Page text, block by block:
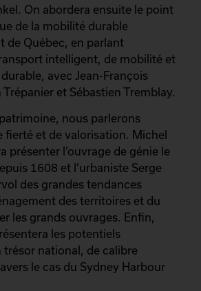
On abordera ensuite le point
de la mobilité durable
de Québec, en parlant
intelligent, de mobilité et
avec Jean-François
et Sébastien Tremblay.
nous parlerons
fierté et de valorisation. Michel
présenter l’ouvrage de génie le
1608 et l’urbaniste Serge
des grandes tendances
des territoires et du
les grands ouvrages. Enfin,
les potentiels
trésor national, de calibre
le cas du Sydney Harbour